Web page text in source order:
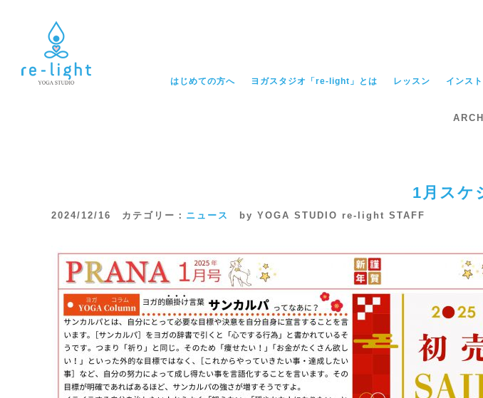
はじめての方へ ヨガスタジオ「re-light」とは レッスン インス
1月スケ
2024/12/16 カテゴリー： ニュース by YOGA STUDIO re-light STAFF